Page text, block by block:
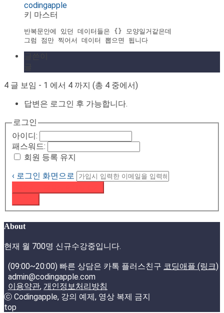
codingapple
키 마스터
반복문안에 있던 데이터들은 {} 모양일거같은데
그럼 점만 찍어서 데이터 뽑으면 됩니다
4 글 보임 - 1 에서 4 까지 (총 4 중에서)
답변은 로그인 후 가능합니다.
로그인
아이디:
패스워드:
회원 등록 유지
‹ 로그인 화면으로
About
현재 월 700명 신규수강중입니다.
(09:00~20:00) 빠른 상담은 카톡 플러스친구 코딩애플 (링크)
admin@codingapple.com
이용약관, 개인정보처리방침
ⓒ Codingapple, 강의 예제, 영상 복제 금지
top